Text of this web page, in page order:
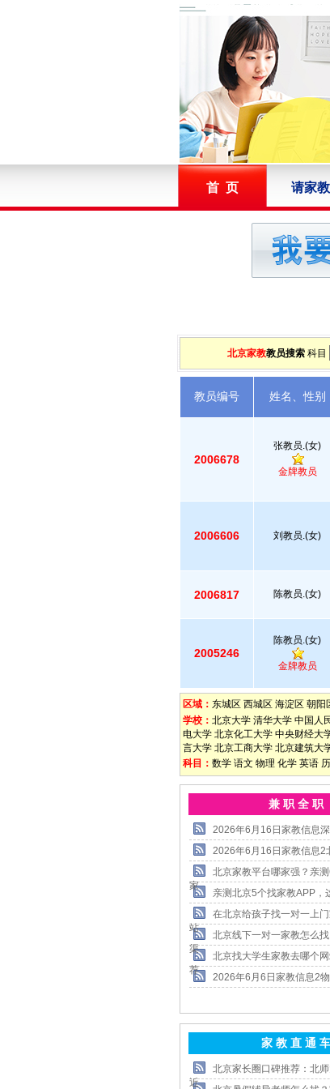
首 页 请家教
北京家教教员搜索 科目
教员编号 姓名、性别
2006678
张教员.(女)
金牌教员
2006606 刘教员.(女)
2006817 陈教员.(女)
2005246
陈教员.(女)
金牌教员
区域： 东城区 西城区 海淀区 朝阳
学校： 北京大学 清华大学 中国人
电大学 北京化工大学 中央财经大
言大学 北京工商大学 北京建筑大
科目： 数学 语文 物理 化学 英语
兼 职 全 职
2026年6月16日家教信息
2026年6月16日家教信息2
北京家教平台哪家强？亲
家
亲测北京5个找家教APP，
在北京给孩子找一对一上
站
北京线下一对一家教怎么
渠
北京找大学生家教去哪个
荐
2026年6月6日家教信息2
家 教 直 通 车
北京家长圈口碑推荐：北
近